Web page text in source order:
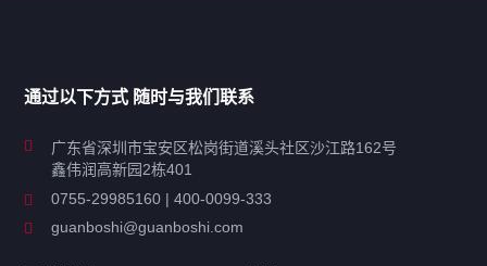
工业超声波清洗设备
特种超声波洗净产品
通过以下方式 随时与我们联系
广东省深圳市宝安区松岗街道溪头社区沙江路162号
鑫伟润高新园2栋401
0755-29985160 | 400-0099-333
guanboshi@guanboshi.com